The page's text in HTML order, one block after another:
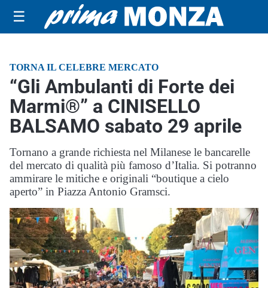
☰
TORNA IL CELEBRE MERCATO
“Gli Ambulanti di Forte dei
Marmi®” a CINISELLO
BALSAMO sabato 29 aprile
Tornano a grande richiesta nel Milanese le bancarelle
del mercato di qualità più famoso d’Italia. Si potranno
ammirare le mitiche e originali “boutique a cielo
aperto” in Piazza Antonio Gramsci.